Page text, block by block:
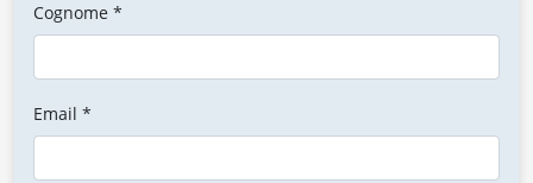
Cognome *
Email *